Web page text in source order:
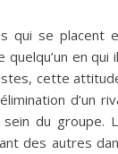
qui se placent
en qui
cette
d’un
du groupe.
des autres